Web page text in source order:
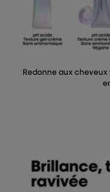
Redonne aux cheveux